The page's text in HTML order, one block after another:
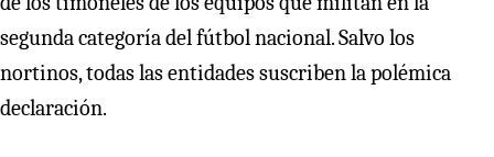
segunda categoría del fútbol nacional. Salvo los
nortinos, todas las entidades suscriben la polémica
declaración.